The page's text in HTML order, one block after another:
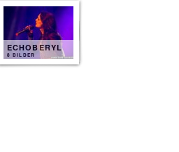
ECHOBERYL
8 BILDER